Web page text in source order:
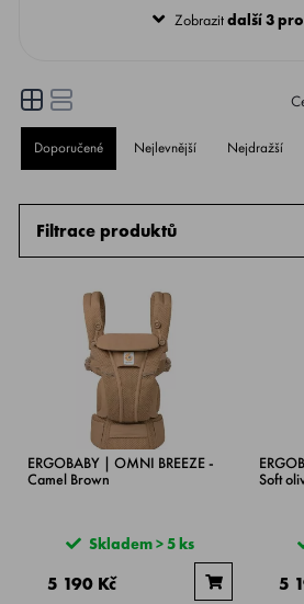
™ Breeze hodnoceno jako č. 1 v proudění
vzduchu* a používá tkaninu
Zobrazitdalší 3
Doporučené Nejlevnější Nejdražší
Filtrace produktů
ERGOBABY | OMNI BREEZE -
Camel Brown
Skladem > 5 ks
5 190 Kč
Soft
5